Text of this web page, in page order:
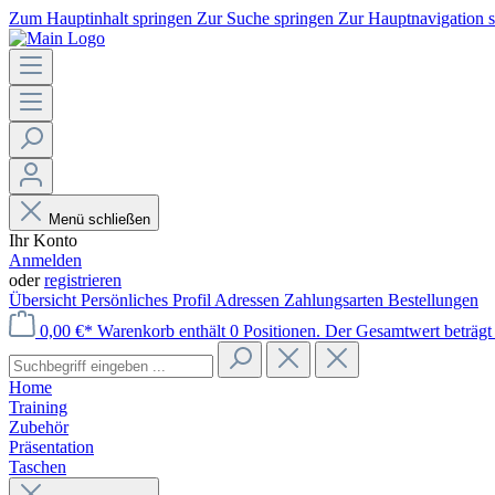
Zum Hauptinhalt springen Zur Suche springen Zur Hauptnavigation
Menü schließen
Ihr Konto
Anmelden
oderregistrieren
Übersicht Persönliches Profil Adressen Zahlungsarten Bestellungen
0,00 €* Warenkorb enthält 0 Positionen. Der Gesamtwert
Home
Training
Zubehör
Präsentation
Taschen